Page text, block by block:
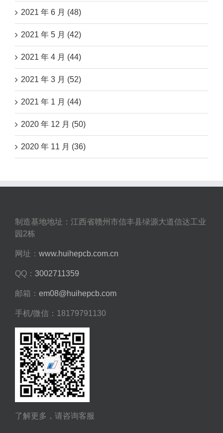
2021 年 6 月 (48)
2021 年 5 月 (42)
2021 年 4 月 (44)
2021 年 3 月 (52)
2021 年 1 月 (44)
2020 年 12 月 (50)
2020 年 11 月 (36)
制造基地地址：江西省赣州市信丰县绿源大道信达工业
园2栋
网址： www.huihepcb.com.cn
QQ： 3002711359
邮箱： em08@huihepcb.com
手机/微信：18179791130
了解更多，请咨询客服